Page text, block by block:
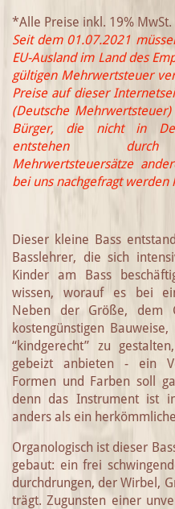
*Alle Preise inkl. 19% MwSt.
Seit dem 01.07.2021
EU-Ausland im Land des
gültigen Mehrwertsteuer
Preise auf dieser
(Deutsche Mehrwertsteuer)
Bürger, die nicht in
entstehen durch
Mehrwertsteuersätze
bei uns nachgefragt werden
Dieser kleine Bass
Basslehrer, die sich
Kinder am Bass
wissen, worauf es bei
Neben der Größe, dem
kostengünstigen
“kindgerecht” zu
gebeizt anbieten - ein
Formen und Farben soll
denn das Instrument ist
anders als ein
Organologisch ist dieser
gebaut: ein frei
durchdrungen, der Wirbel,
trägt. Zugunsten einer